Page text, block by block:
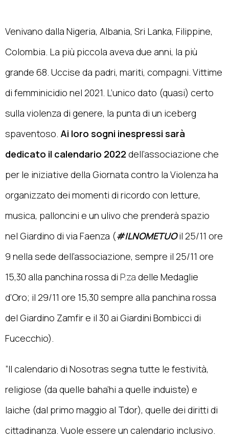
Venivano dalla Nigeria, Albania, Sri Lanka, Filippine,
Colombia. La più piccola aveva due anni, la più
grande 68. Uccise da padri, mariti, compagni. Vittime
di femminicidio nel 2021. L’unico dato (quasi) certo
sulla violenza di genere, la punta di un iceberg
spaventoso. Ai loro sogni inespressi sarà
dedicato il calendario 2022 dell’associazione che
per le iniziative della Giornata contro la Violenza ha
organizzato dei momenti di ricordo con letture,
musica, palloncini e un ulivo che prenderà spazio
nel Giardino di via Faenza (#ILNOMETUOil 25/11 ore
9 nella sede dell’associazione, sempre il 25/11 ore
15,30 alla panchina rossa di P.za delle Medaglie
d’Oro; il 29/11 ore 15,30 sempre alla panchina rossa
del Giardino Zamfir e il 30 ai Giardini Bombicci di
Fucecchio).
“Il calendario di Nosotras segna tutte le festività,
religiose (da quelle baha’hi a quelle induiste) e
laiche (dal primo maggio al Tdor), quelle dei diritti di
cittadinanza. Vuole essere un calendario inclusivo.